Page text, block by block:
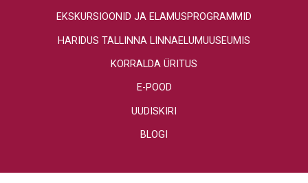
EKSKURSIOONID JA ELAMUSPROGRAMMID
HARIDUS TALLINNA LINNAELUMUUSEUMIS
KORRALDA ÜRITUS
E-POOD
UUDISKIRI
BLOGI